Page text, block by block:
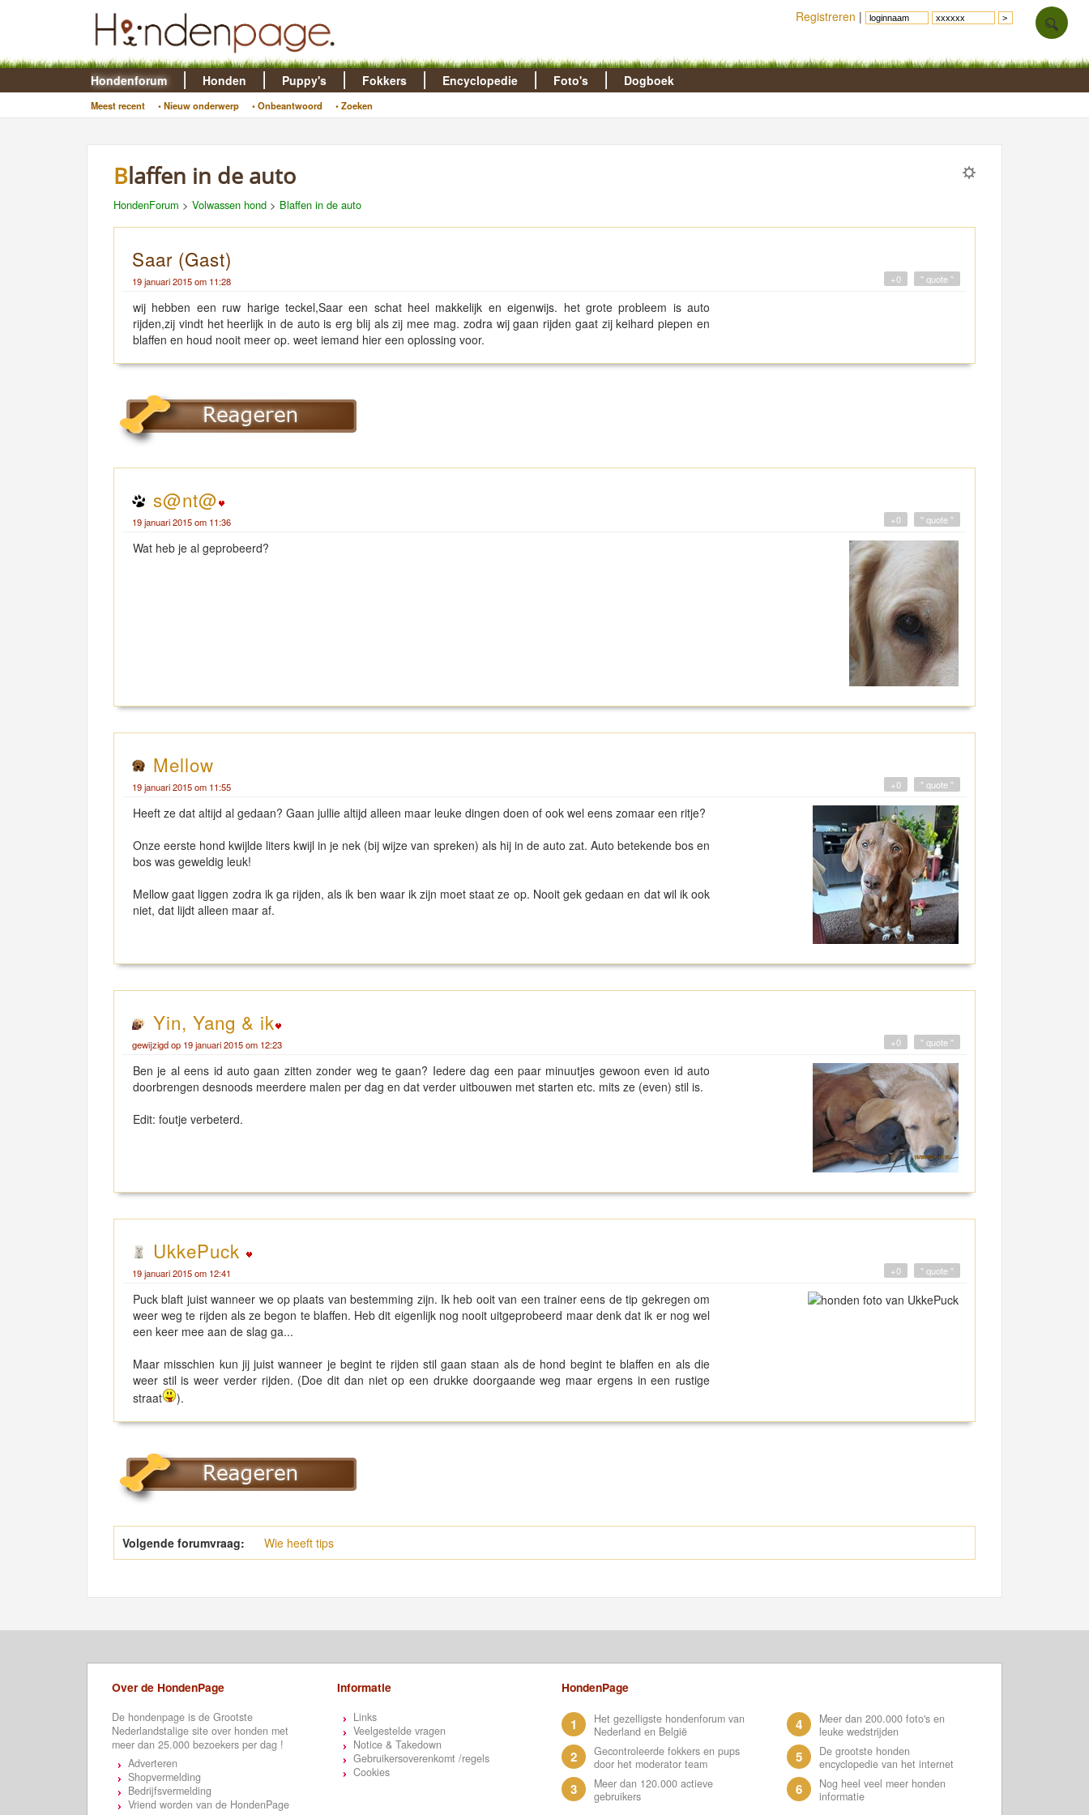
Hondenforum
Meest recent • Nieuw onderwerp • Onbeantwoord • Zoeken
Honden Puppy's Fokkers Encyclopedie Foto's Dogboek
Blaffen in de auto
HondenForum > Volwassen hond > Blaffen in de auto
Saar (Gast)
19 januari 2015 om 11:28 " quote "
+0
wij hebben een ruw harige teckel,Saar een schat heel makkelijk en eigenwijs. het grote probleem is auto
rijden,zij vindt het heerlijk in de auto is erg blij als zij mee mag. zodra wij gaan rijden gaat zij keihard piepen en
blaffen en houd nooit meer op. weet iemand hier een oplossing voor.
s@nt@
19 januari 2015 om 11:36 " quote "
+0
Wat heb je al geprobeerd?
Mellow
19 januari 2015 om 11:55 " quote "
+0
Heeft ze dat altijd al gedaan? Gaan jullie altijd alleen maar leuke dingen doen of ook wel eens zomaar een ritje?
Onze eerste hond kwijlde liters kwijl in je nek (bij wijze van spreken) als hij in de auto zat. Auto betekende bos en
bos was geweldig leuk!
Mellow gaat liggen zodra ik ga rijden, als ik ben waar ik zijn moet staat ze op. Nooit gek gedaan en dat wil ik ook
niet, dat lijdt alleen maar af.
Yin, Yang & ik
gewijzigd op 19 januari 2015 om 12:23 " quote "
+0
Ben je al eens id auto gaan zitten zonder weg te gaan? Iedere dag een paar minuutjes gewoon even id auto
doorbrengen desnoods meerdere malen per dag en dat verder uitbouwen met starten etc. mits ze (even) stil is.
Edit: foutje verbeterd.
UkkePuck
19 januari 2015 om 12:41 " quote "
+0
Puck blaft juist wanneer we op plaats van bestemming zijn. Ik heb ooit van een trainer eens de tip gekregen om
weer weg te rijden als ze begon te blaffen. Heb dit eigenlijk nog nooit uitgeprobeerd maar denk dat ik er nog wel
een keer mee aan de slag ga...
Maar misschien kun jij juist wanneer je begint te rijden stil gaan staan als de hond begint te blaffen en als die
weer stil is weer verder rijden. (Doe dit dan niet op een drukke doorgaande weg maar ergens in een rustige
straat
).
Volgende forumvraag: Wie heeft tips
Registreren |
Over de HondenPage
De hondenpage is de Grootste
Nederlandstalige site over honden met
meer dan 25.000 bezoekers per dag !
Adverteren
Shopvermelding
Bedrijfsvermelding
Vriend worden van de HondenPage
Informatie
Links
Veelgestelde vragen
Notice & Takedown
Gebruikersoverenkomt /regels
Cookies
HondenPage
1
Het gezelligste hondenforum van
Nederland en België
2
Gecontroleerde fokkers en pups
door het moderator team
3
Meer dan 120.000 actieve
gebruikers
4
Meer dan 200.000 foto's en
leuke wedstrijden
5
De grootste honden
encyclopedie van het internet
6
Nog heel veel meer honden
informatie